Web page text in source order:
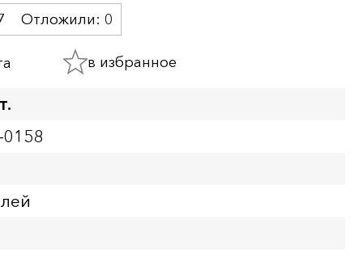
Отложили: 0
в избранное